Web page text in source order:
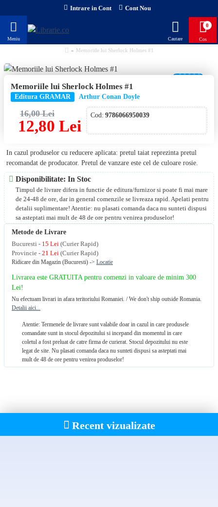
Intrare in Cont Cont Nou
0
Memoriile lui Sherlock Holmes #1
Memoriile lui Sherlock Holmes #1
Editura GRAMAR Arthur Conan Doyle
12,80 Lei
16,00 Lei Cod: 9786066950039
Metode de Livrare
Bucuresti - 15 Lei (Curier Rapid)
Provincie - 21 Lei (Curier Rapid)
Ridicare din Magazin (Bucuresti) -> Locatie
Livrarea este GRATUITA pentru comenzi in valoare de minim 300
Lei!
Nu efectuam livrari in afara teritoriului Romaniei. / We don't ship outside Romania.
Detalii aici...
Atentie: Termenele de livrare sunt valabile doar in cazul in care produsele
comandate sunt in stocul depozitului si incepand din momentul in care
coletul a fost preluat de catre firma de curierat. Stocul depozitului nu este
legat de site. Nu plasati comanda daca nu sunteti dispusi sa asteptati mai
mult de 48 de ore pentru venirea produselor!
In cazul produselor cu reducere aplicata: pretul taiat reprezinta pretul
recomandat de producator. Pretul de vanzare este cel de culoare rosie.
Disponibilitate: In Stoc
Timpul de livrare difera in functie de editura/furnizor si poate fi mai mare
de 24-48 de ore, dar in general comenzile se livreaza rapid. Apelati pentru
detalii suplimentare! Atentie: nu plasati comanda daca nu sunteti dispusi
sa asteptati mai mult de 48 de ore pentru venirea produselor!
Recent vizualizate